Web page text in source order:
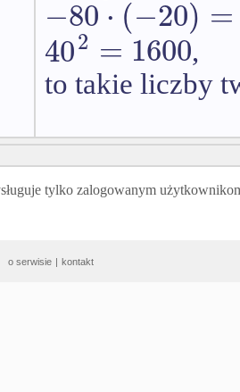
−80⋅ (−20) =
402 = 1600,
to takie liczby
tylko zalogowanym
o serwisie | kontakt